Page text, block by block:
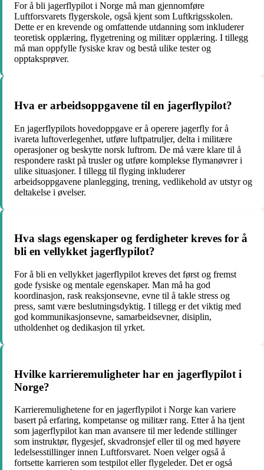
For å bli jagerflypilot i Norge må man gjennomføre
Luftforsvarets flygerskole, også kjent som Luftkrigsskolen.
Dette er en krevende og omfattende utdanning som inkluderer
teoretisk opplæring, flygetrening og militær opplæring. I tillegg
må man oppfylle fysiske krav og bestå ulike tester og
opptaksprøver.
Hva er arbeidsoppgavene til en jagerflypilot?
En jagerflypilots hovedoppgave er å operere jagerfly for å
ivareta luftoverlegenhet, utføre luftpatruljer, delta i militære
operasjoner og beskytte norsk luftrom. De må være klare til å
respondere raskt på trusler og utføre komplekse flymanøvrer i
ulike situasjoner. I tillegg til flyging inkluderer
arbeidsoppgavene planlegging, trening, vedlikehold av utstyr og
deltakelse i øvelser.
Hva slags egenskaper og ferdigheter kreves for å
bli en vellykket jagerflypilot?
For å bli en vellykket jagerflypilot kreves det først og fremst
gode fysiske og mentale egenskaper. Man må ha god
koordinasjon, rask reaksjonsevne, evne til å takle stress og
press, samt være beslutningsdyktig. I tillegg er det viktig med
god kommunikasjonsevne, samarbeidsevner, disiplin,
utholdenhet og dedikasjon til yrket.
Hvilke karrieremuligheter har en jagerflypilot i
Norge?
Karrieremulighetene for en jagerflypilot i Norge kan variere
basert på erfaring, kompetanse og militær rang. Etter å ha tjent
som jagerflypilot kan man avansere til mer ledende stillinger
som instruktør, flygesjef, skvadronsjef eller til og med høyere
ledelsesstillinger innen Luftforsvaret. Noen velger også å
fortsette karrieren som testpilot eller flygeleder. Det er også